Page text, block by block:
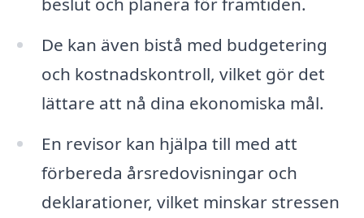
De kan även bistå med budgetering
och kostnadskontroll, vilket gör det
lättare att nå dina ekonomiska mål.
En revisor kan hjälpa till med att
förbereda årsredovisningar och
deklarationer, vilket minskar stressen